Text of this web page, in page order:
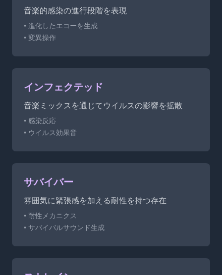
音楽的感染の進行段階を表現
• 進化したエコーを生成
• 変異操作
インフェクテッド
音楽ミックスを通じてウイルスの影響を拡散
• 感染反応
• ウイルス効果音
サバイバー
雰囲気に緊張感を加える耐性を持つ存在
• 耐性メカニクス
• サバイバルサウンド生成